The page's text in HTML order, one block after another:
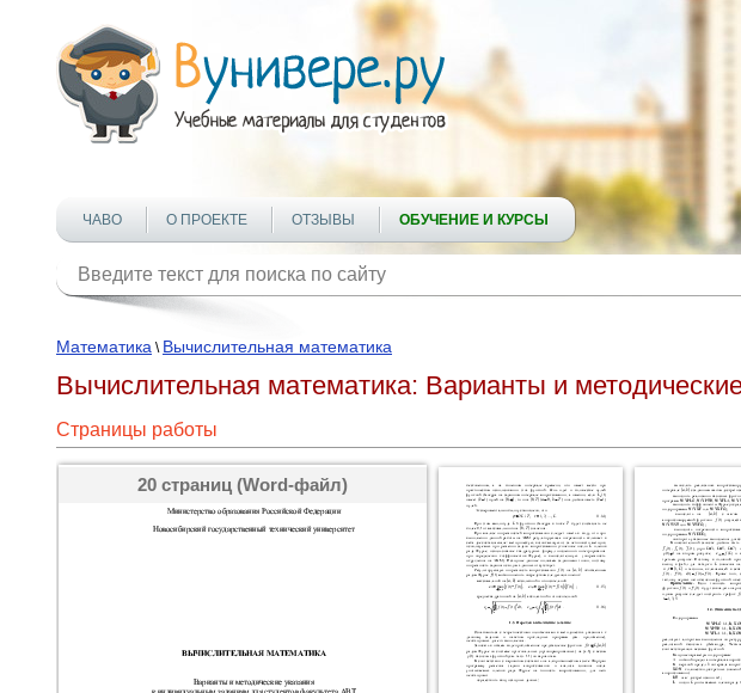
ЧАВО О ПРОЕКТЕ ОТЗЫВЫ ОБУЧЕНИЕ И КУРСЫ
Математика \ Вычислительная математика
Вычислительная математика: Варианты и
Страницы работы
20 страниц (Word-файл)